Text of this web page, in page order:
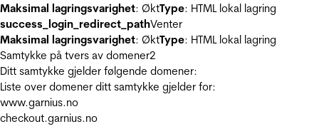
Maksimal lagringsvarighet: ØktType: HTML lokal lagring
success_login_redirect_pathVenter
Maksimal lagringsvarighet: ØktType: HTML lokal lagring
Samtykke på tvers av domener2
Ditt samtykke gjelder følgende domener:
Liste over domener ditt samtykke gjelder for:
www.garnius.no
checkout.garnius.no